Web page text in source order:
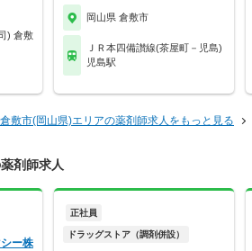
) 倉敷
岡山県 倉敷市
ＪＲ本四備讃線(茶屋町－児島)
児島駅
倉敷市(岡山県)エリアの薬剤師求人をもっと見る
剤師求人
ー株
正社員
ドラッグストア（調剤併設）